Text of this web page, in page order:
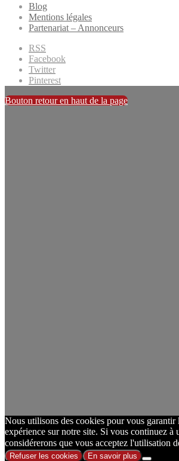
Blog
Mentions légales
Partenariat – Annonceurs
RSS
Facebook
Twitter
Pinterest
Bouton retour en haut de la page
Nous utilisons des cookies pour vous garantir
expérience sur notre site. Si vous continuez à
considérerons que vous acceptez l'utilisation
Refuser les cookies
En savoir plus